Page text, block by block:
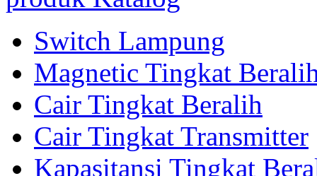
Switch Lampung
Magnetic Tingkat
Cair Tingkat Beralih
Cair Tingkat Transmitter
Kapasitansi Tingkat